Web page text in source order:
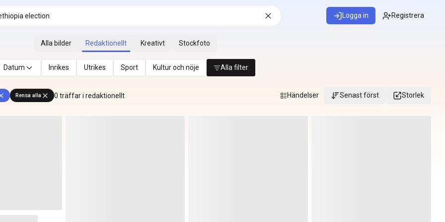
Logga in Registrera
Alla bilder Redaktionellt Kreativt Stockfoto
Datum Inrikes Utrikes Sport Kultur och nöje Alla filter
Rensa alla 0 träffar i redaktionellt Händelser Senast först Storlek